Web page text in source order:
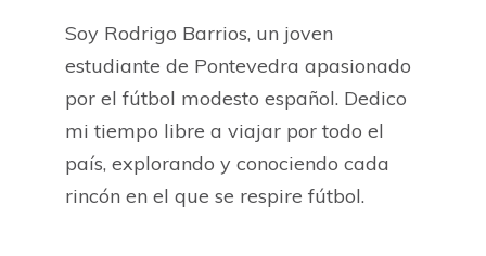
Soy Rodrigo Barrios, un joven
estudiante de Pontevedra apasionado
por el fútbol modesto español. Dedico
mi tiempo libre a viajar por todo el
país, explorando y conociendo cada
rincón en el que se respire fútbol.